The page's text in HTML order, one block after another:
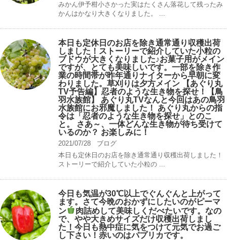
みかん伊予柑小さかった実はたくさん落花して残ったみ
かんはかなり大きくなりました。 ...
本日も定休日のお店を除き通常通り収穫出荷
しました！ストーリーで紹介していた小粒の
ブドウが大きくなりました♪お菓子用がメイン
ですが、とても美味しいです。一部を除き作
業の時間帯が昨年通りナイターから早朝に変
わりました。草刈りは夕方メイン 【あぐり丸
TV予告編】忍者のような生き物を探せ！【鳥
羽水族館】 あぐり丸TVなんと今回はあの鳥羽
水族館にお邪魔しました！ あぐり丸からの指
令は「忍者のような生き物を探せ」とのこ
と。 さあ～、一体どんな生き物が待ち受けて
いるのか？ お楽しみに！
2021/07/28
ブログ
本日も定休日のお店を除き通常通り収穫出荷しました！
ストーリーで紹介していた小粒の ...
今日も気温が30℃以上でぐんぐんと上がって
ます。さて今晩のおかずにしたいのがピーマ
ン
肉詰めして美味しくだべたいです。なの
で、やや大きめサイズだけ収穫出荷しまし
た！今日も熱中症に気をつけて元気でお過ご
し下さい！赤いのはパプリカです。